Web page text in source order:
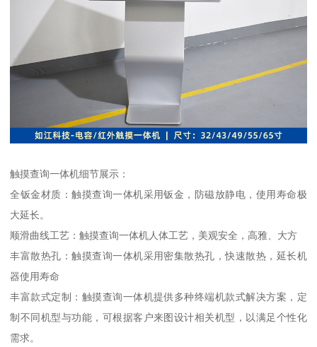
触摸查询一体机细节展示：
全钣金材质：触摸查询一体机采用钣金，防磁放静电，使用寿命极
大延长。
顺滑曲线工艺：触摸查询一体机人体工艺，美观安全，高雅、大方
丰富散热孔：触摸查询一体机采用密集散热孔，快速散热，延长机
器使用寿命
丰富款式定制：触摸查询一体机提供多种终端机款式解决方案，定
制不同机型与功能，可根据客户来图设计相关机型，以满足个性化
需求。